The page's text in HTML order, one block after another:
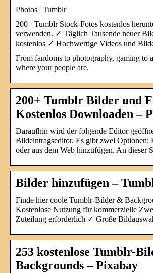
Photos | Tumblr
200+ Tumblr Stock-Fotos kostenlos
verwenden. ✓ Täglich Tausende neuer
kostenlos ✓ Hochwertige Videos und
From fandoms to photography, gaming to
where your people are.
200+ Tumblr Bilder und
Kostenlos Downloaden –
Daraufhin wird der folgende Editor
Bildeintragseditor. Es gibt zwei Optionen:
oder aus dem Web hinzufügen. An dieser
Bilder hinzufügen –
Finde hier coole Tumblr-Bilder &
Kostenlose Nutzung für kommerzielle
Zuteilung erforderlich ✓ Große
253 kostenlose Tumblr-
Backgrounds – Pixabay